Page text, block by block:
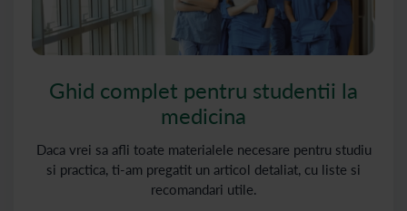
Ghid complet pentru studentii la
medicina
Daca vrei sa afli toate materialele necesare pentru studiu
si practica, ti-am pregatit un articol detaliat, cu liste si
recomandari utile.